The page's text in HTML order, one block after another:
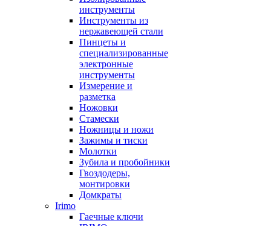
инструменты
Инструменты из
нержавеющей стали
Пинцеты и
специализированные
электронные
инструменты
Измерение и
разметка
Ножовки
Стамески
Ножницы и ножи
Зажимы и тиски
Молотки
Зубила и пробойники
Гвоздодеры,
монтировки
Домкраты
Irimo
Гаечные ключи